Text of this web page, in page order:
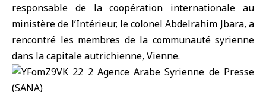
responsable de la coopération internationale au
ministère de l’Intérieur, le colonel Abdelrahim Jbara, a
rencontré les membres de la communauté syrienne
dans la capitale autrichienne, Vienne.